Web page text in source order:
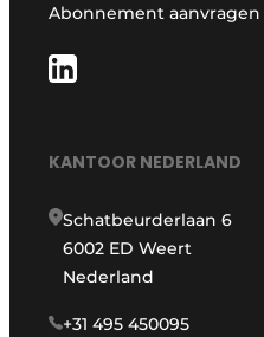
Abonnement aanvragen
KANTOOR NEDERLAND
Schatbeurderlaan 6
6002 ED Weert
Nederland
+31 495 450095